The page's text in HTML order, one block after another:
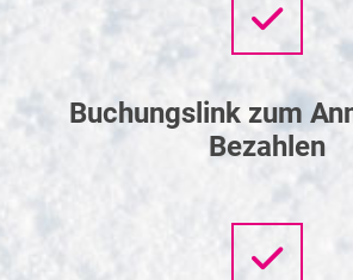
Buchungslink zum
Bezahlen